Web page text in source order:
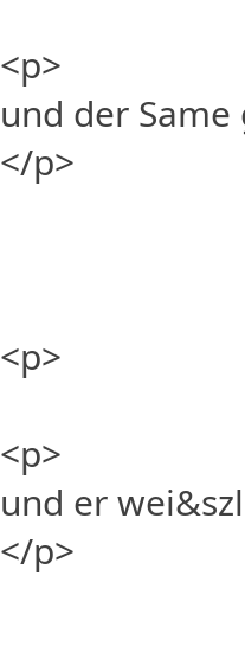
<p>
und der
</p>
<p>
<p>
und er
</p>